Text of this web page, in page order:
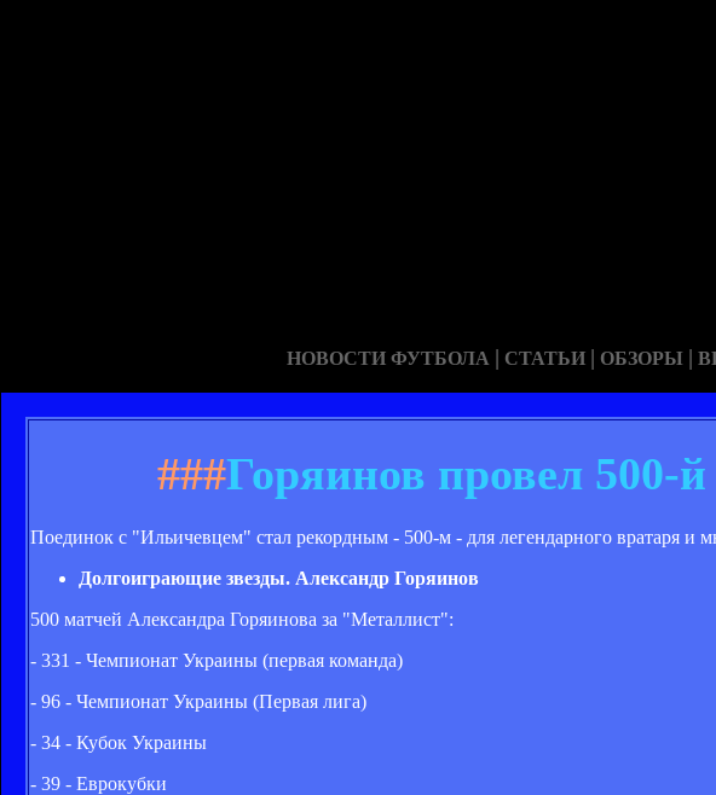
НОВОСТИ ФУТБОЛА | СТАТЬИ | ОБЗОРЫ |
###Горяинов провел 500-
Поединок с "Ильичевцем" стал рекордным - 500-м - для легендарного вратаря и
Долгоиграющие звезды. Александр Горяинов
500 матчей Александра Горяинова за "Металлист":
- 331 - Чемпионат Украины (первая команда)
- 96 - Чемпионат Украины (Первая лига)
- 34 - Кубок Украины
- 39 - Еврокубки